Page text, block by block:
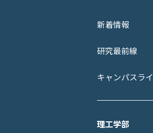
新着情報
研究最前線
キャンパスラ
理工学部